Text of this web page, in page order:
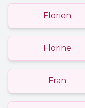
Florien
Florine
Fran